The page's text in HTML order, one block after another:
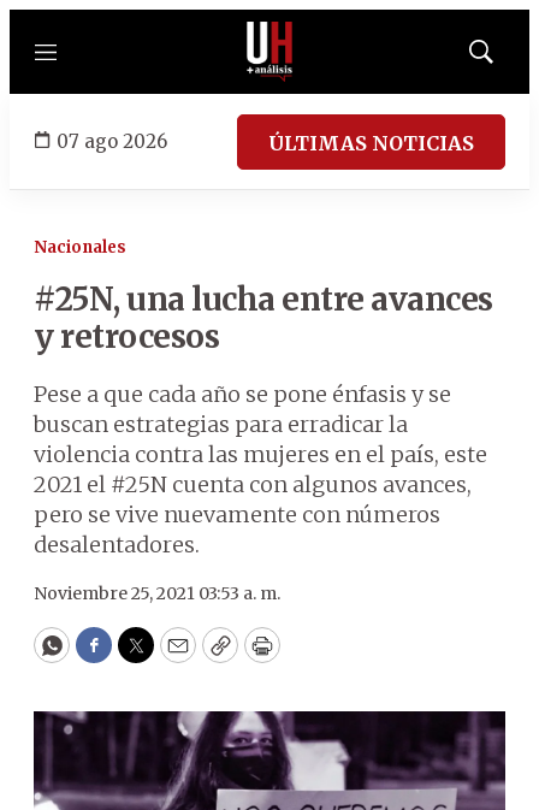
Menú
Mostrar
07 ago 2026 ÚLTIMAS NOTICIAS
Nacionales
#25N, una lucha entre avances
y retrocesos
Pese a que cada año se pone énfasis y se
buscan estrategias para erradicar la
violencia contra las mujeres en el país, este
2021 el #25N cuenta con algunos avances,
pero se vive nuevamente con números
desalentadores.
Noviembre 25, 2021 03:53 a. m.
WhatsApp
Facebook
Twitter
EmailCopyPrint